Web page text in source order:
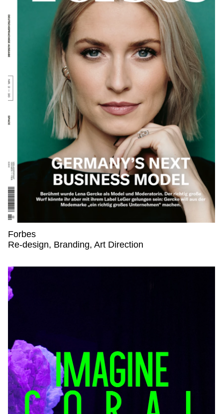
Forbes
Forbes,
Re-design, Branding, Art Direction